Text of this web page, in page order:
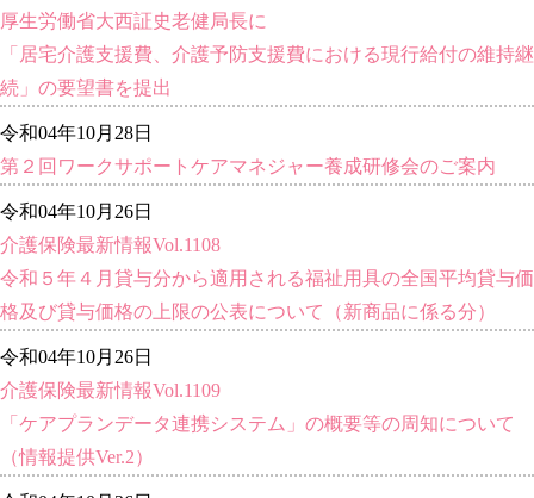
厚生労働省大西証史老健局長に
「居宅介護支援費、介護予防支援費における現行給付の維持継
続」の要望書を提出
令和04年10月28日
第２回ワークサポートケアマネジャー養成研修会のご案内
令和04年10月26日
介護保険最新情報Vol.1108
令和５年４月貸与分から適用される福祉用具の全国平均貸与価
格及び貸与価格の上限の公表について（新商品に係る分）
令和04年10月26日
介護保険最新情報Vol.1109
「ケアプランデータ連携システム」の概要等の周知について
（情報提供Ver.2）